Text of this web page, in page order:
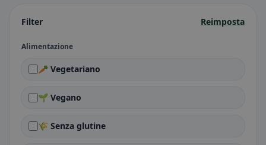
Filter Reimposta
Alimentazione
🥕 Vegetariano
🌱 Vegano
🌾 Senza glutine